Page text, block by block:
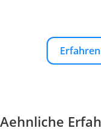
Aehnliche